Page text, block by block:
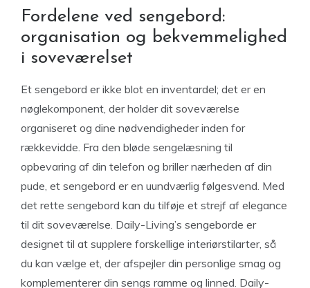
Fordelene ved sengebord:
organisation og bekvemmelighed
i soveværelset
Et sengebord er ikke blot en inventardel; det er en
nøglekomponent, der holder dit soveværelse
organiseret og dine nødvendigheder inden for
rækkevidde. Fra den bløde sengelæsning til
opbevaring af din telefon og briller nærheden af din
pude, et sengebord er en uundværlig følgesvend. Med
det rette sengebord kan du tilføje et strejf af elegance
til dit soveværelse. Daily-Living’s sengeborde er
designet til at supplere forskellige interiørstilarter, så
du kan vælge et, der afspejler din personlige smag og
komplementerer din sengs ramme og linned. Daily-